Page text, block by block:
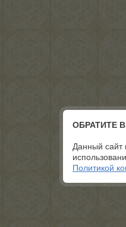
ОБРАТИТЕ
Данный сайт
Политикой